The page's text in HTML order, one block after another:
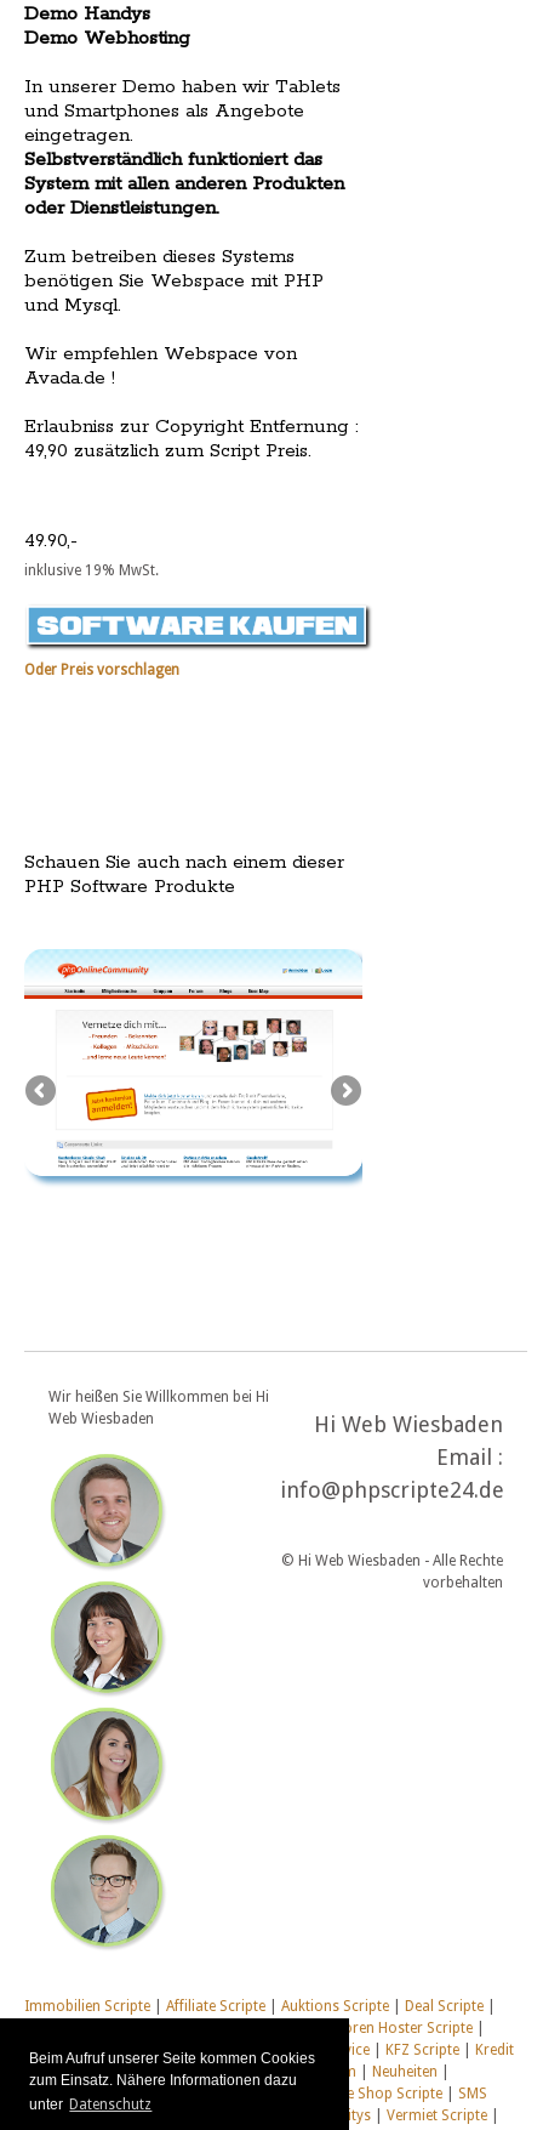
Beim Aufruf unserer Seite kommen Cookies
zum Einsatz. Nähere Informationen dazu
unter Datenschutz
Demo Handys
Demo Webhosting
In unserer Demo haben wir Tablets
und Smartphones als Angebote
eingetragen.
Selbstverständlich funktioniert das
System mit allen anderen Produkten
oder Dienstleistungen.
Zum betreiben dieses Systems
benötigen Sie Webspace mit PHP
und Mysql.
Wir empfehlen Webspace von
Avada.de !
Erlaubniss zur Copyright Entfernung :
49,90 zusätzlich zum Script Preis.
49.90,-
inklusive 19% MwSt.
Oder Preis vorschlagen
Schauen Sie auch nach einem dieser
PHP Software Produkte
Wir heißen Sie Willkommen bei Hi
Web Wiesbaden
Hi Web Wiesbaden
Email :
info@phpscripte24.de
© Hi Web Wiesbaden - Alle Rechte
vorbehalten
Immobilien Scripte Affiliate Scripte Auktions Scripte Deal Scripte
Foren Hoster Scripte
Homepage Generator Scripte
Installations Service KFZ Scripte
Kredit
Scripte| Management Scripte| Multi Web System Neuheiten
Newsletter Scripte
Shop & Live Shop Scripte
SMS
Scripte|Social Communitys Tausch Communitys Vermiet Scripte